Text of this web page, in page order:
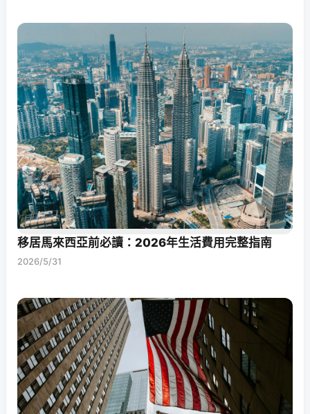
移居馬來西亞前必讀：2026年生活費用完整指南
2026/5/31